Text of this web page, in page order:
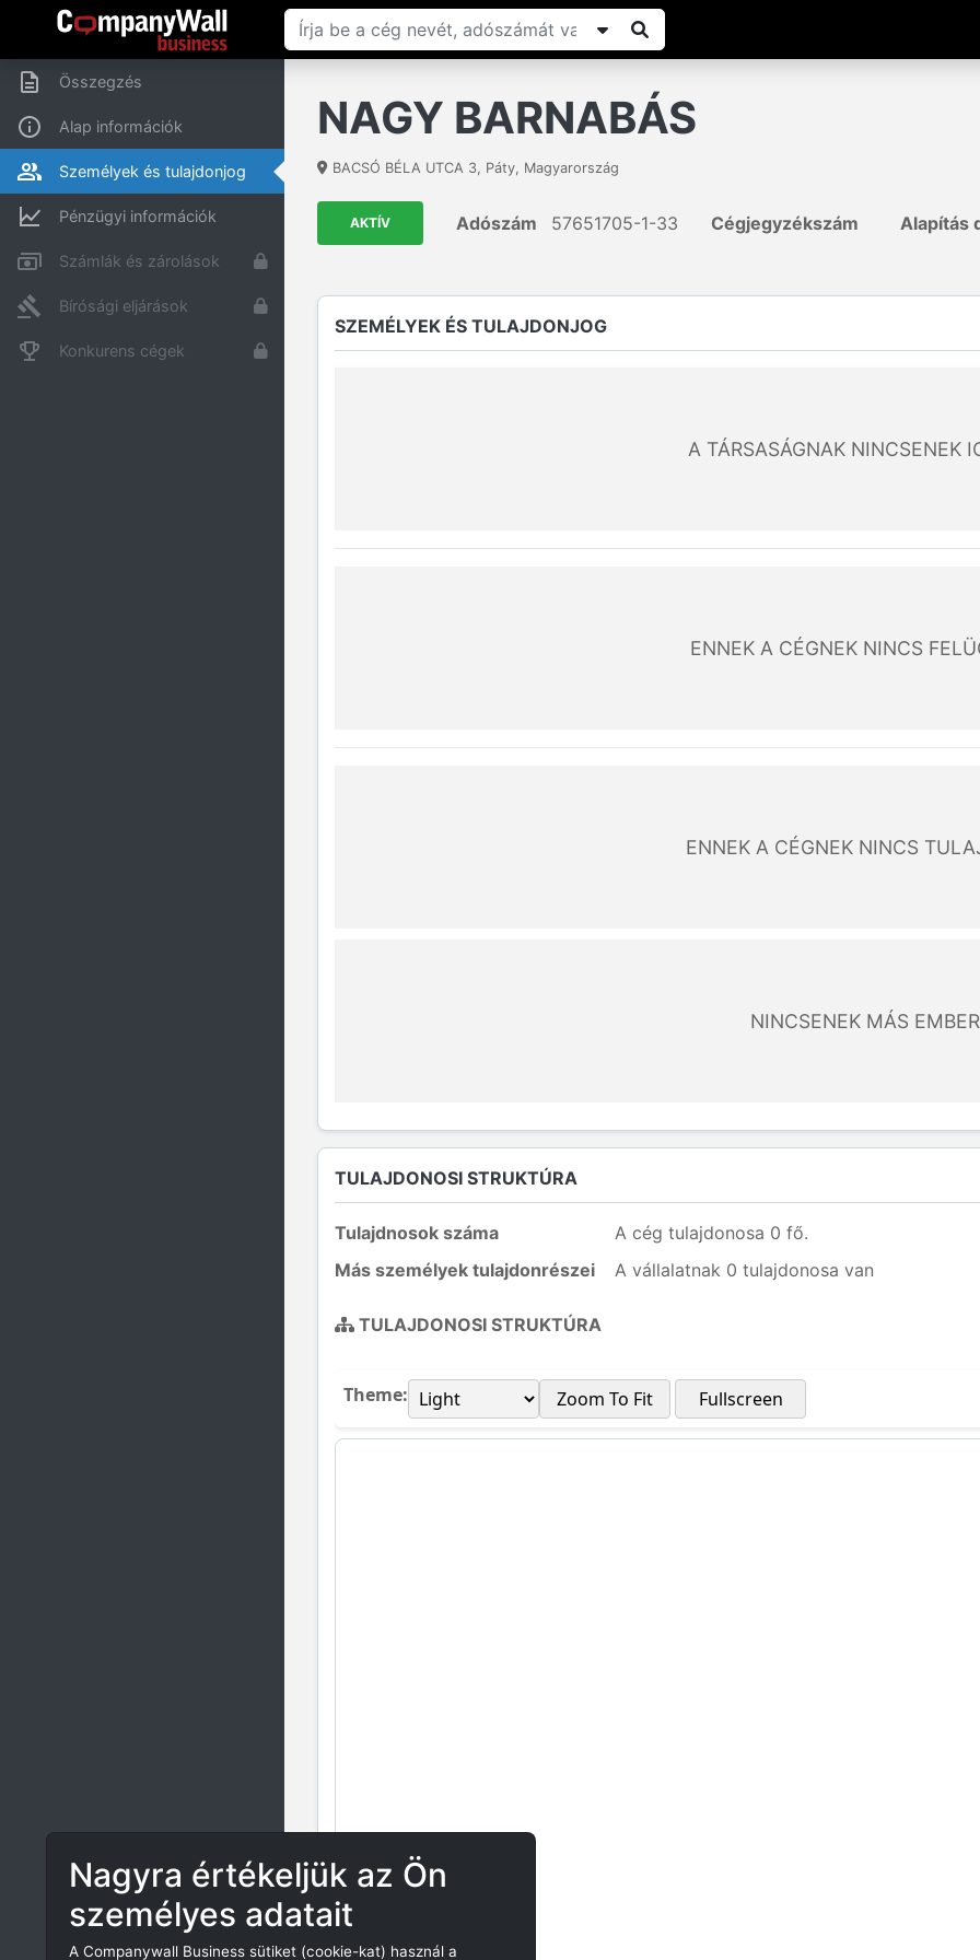
Összegzés
Alap információk
Személyek és tulajdonjog
Pénzügyi információk
Számlák és zárolások
Bírósági eljárások
Konkurens cégek
NAGY BARNABÁS
BACSÓ BÉLA UTCA 3, Páty, Magyarország
AKTÍV Adószám 57651705-1-33 Cégjegyzékszám Alapítás
SZEMÉLYEK ÉS TULAJDONJOG
A TÁRSASÁGNAK NINCSENEK
ENNEK A CÉGNEK NINCS
ENNEK A CÉGNEK NINCS
NINCSENEK MÁS
TULAJDONOSI STRUKTÚRA
Tulajdnosok száma
A cég tulajdonosa 0 fő.
Más személyek tulajdonrészei
A vállalatnak 0 tulajdonosa van
TULAJDONOSI STRUKTÚRA
Theme: Zoom To Fit Fullscreen
Nagyra értékeljük az Ön
személyes adatait
A Companywall Business sütiket (cookie-kat) használ a